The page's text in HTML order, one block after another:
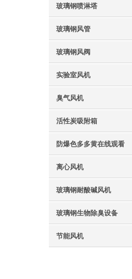
玻璃钢喷淋塔
玻璃钢风管
玻璃钢风阀
实验室风机
臭气风机
活性炭吸附箱
防爆色多多黄在线观看
离心风机
玻璃钢耐酸碱风机
玻璃钢生物除臭设备
节能风机